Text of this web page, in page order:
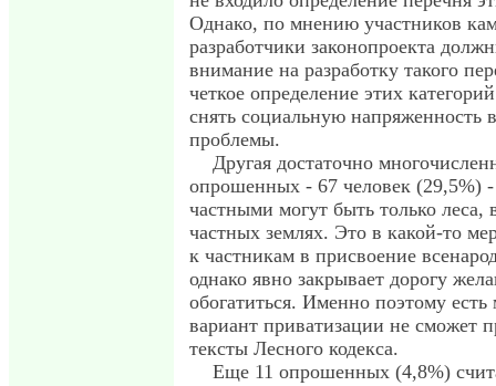
Однако, по мнению участников
разработчики законопроекта
внимание на разработку такого
четкое определение этих
снять социальную напряженность
проблемы.
Другая достаточно
опрошенных - 67 человек (29,5%) -
частными могут быть только
частных землях. Это в какой-то
к частникам в присвоение
однако явно закрывает дорогу
обогатиться. Именно поэтому
вариант приватизации не сможет
тексты Лесного кодекса.
Еще 11 опрошенных (4,8%)